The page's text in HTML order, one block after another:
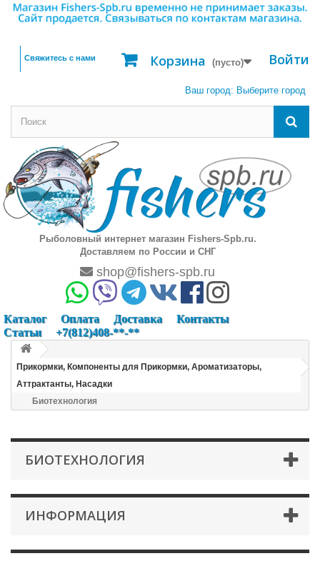
Войти
Корзина (пусто)
Свяжитесь с нами
Ваш город: Выберите город
Рыболовный интернет магазин Fishers-Spb.ru.
Доставляем по России и СНГ
shop@fishers-spb.ru
Каталог Оплата Доставка
Контакты
Статьи
+7(812)408-**-**
Прикормки, Компоненты для Прикормки, Ароматизаторы,
Аттрактанты, Насадки
Биотехнология
БИОТЕХНОЛОГИЯ
ИНФОРМАЦИЯ